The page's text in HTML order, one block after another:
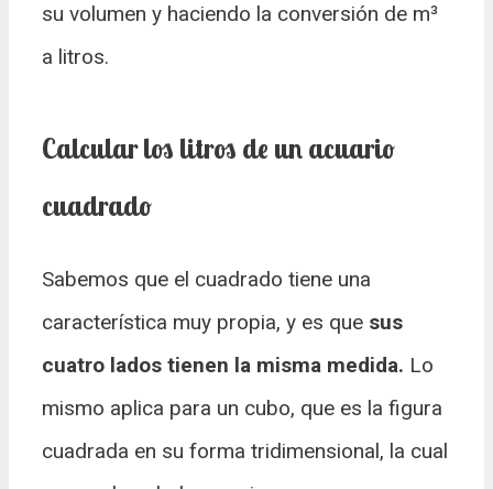
su volumen y haciendo la conversión de m³
a litros.
Calcular los litros de un acuario
cuadrado
Sabemos que el cuadrado tiene una
característica muy propia, y es que sus
cuatro lados tienen la misma medida. Lo
mismo aplica para un cubo, que es la figura
cuadrada en su forma tridimensional, la cual